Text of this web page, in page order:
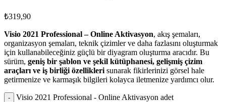
₺319,90
Visio 2021 Professional – Online Aktivasyon, akış şemaları,
organizasyon şemaları, teknik çizimler ve daha fazlasını oluşturmak
için kullanabileceğiniz güçlü bir diyagram oluşturma aracıdır. Bu
sürüm, geniş bir şablon ve şekil kütüphanesi, gelişmiş çizim
araçları ve iş birliği özellikleri sunarak fikirlerinizi görsel hale
getirmenize ve karmaşık bilgileri kolayca iletmenize yardımcı olur.
Visio 2021 Professional - Online Aktivasyon adet